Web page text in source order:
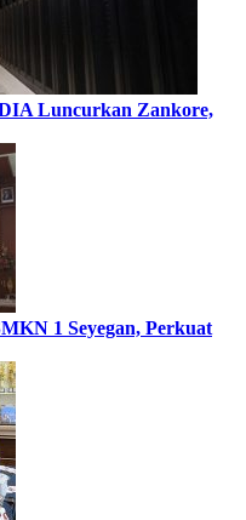
Luncurkan Zankore,
1 Seyegan, Perkuat